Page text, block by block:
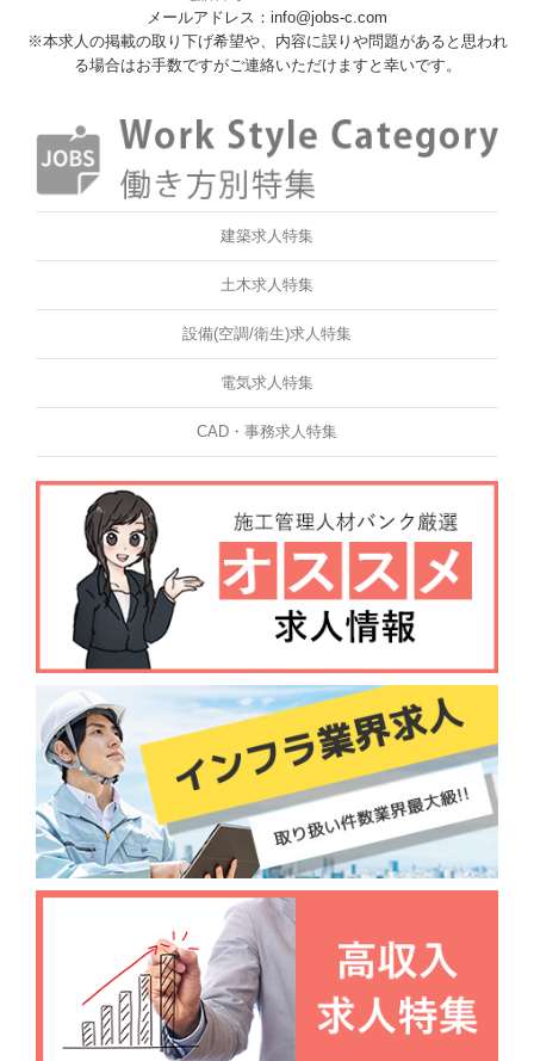
メールアドレス：info@jobs-c.com
※本求人の掲載の取り下げ希望や、内容に誤りや問題があると思われ
る場合はお手数ですがご連絡いただけますと幸いです。
建築求人特集
土木求人特集
設備(空調/衛生)求人特集
電気求人特集
CAD・事務求人特集